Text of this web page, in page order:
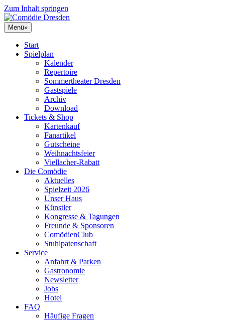
Zum Inhalt springen
Menü»
Start
Spielplan
Kalender
Repertoire
Sommertheater Dresden
Gastspiele
Archiv
Download
Tickets & Shop
Kartenkauf
Fanartikel
Gutscheine
Weihnachtsfeier
Viellacher-Rabatt
Die Comödie
Aktuelles
Spielzeit 2026
Unser Haus
Künstler
Kongresse & Tagungen
Freunde & Sponsoren
ComödienClub
Stuhlpatenschaft
Service
Anfahrt & Parken
Gastronomie
Newsletter
Jobs
Hotel
FAQ
Häufige Fragen